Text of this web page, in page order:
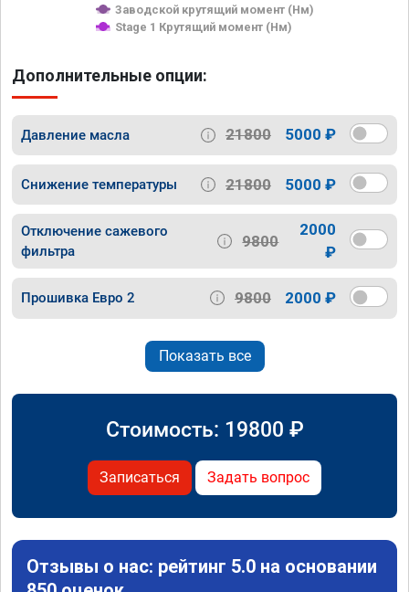
Заводской крутящий момент (Нм)
Stage 1 Крутящий момент (Нм)
Дополнительные опции:
Давление масла 21800 5000 ₽
Снижение температуры 21800 5000 ₽
Отключение сажевого
фильтра
9800
2000
₽
Прошивка Евро 2 9800 2000 ₽
Показать все
Стоимость: 19800 ₽
Записаться Задать вопрос
Отзывы о нас: рейтинг 5.0 на основании